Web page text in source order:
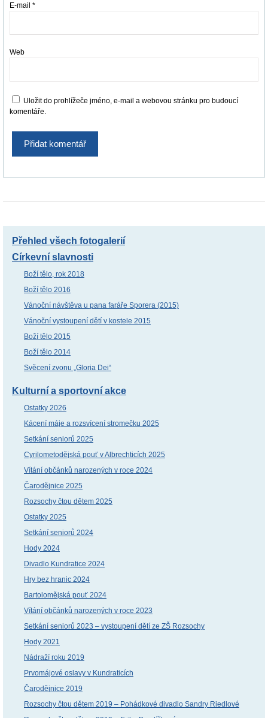
E-mail *
Web
Uložit do prohlížeče jméno, e-mail a webovou stránku pro budoucí
komentáře.
Přehled všech fotogalerií
Církevní slavnosti
Boží tělo, rok 2018
Boží tělo 2016
Vánoční návštěva u pana faráře Sporera (2015)
Vánoční vystoupení dětí v kostele 2015
Boží tělo 2015
Boží tělo 2014
Svěcení zvonu „Gloria Dei“
Kulturní a sportovní akce
Ostatky 2026
Kácení máje a rozsvícení stromečku 2025
Setkání seniorů 2025
Cyrilometodějská pouť v Albrechticích 2025
Vítání občánků narozených v roce 2024
Čarodějnice 2025
Rozsochy čtou dětem 2025
Ostatky 2025
Setkání seniorů 2024
Hody 2024
Divadlo Kundratice 2024
Hry bez hranic 2024
Bartolomějská pouť 2024
Vítání občánků narozených v roce 2023
Setkání seniorů 2023 – vystoupení dětí ze ZŠ Rozsochy
Hody 2021
Nádraží roku 2019
Prvomájové oslavy v Kundraticích
Čarodějnice 2019
Rozsochy čtou dětem 2019 – Pohádkové divadlo Sandry Riedlové